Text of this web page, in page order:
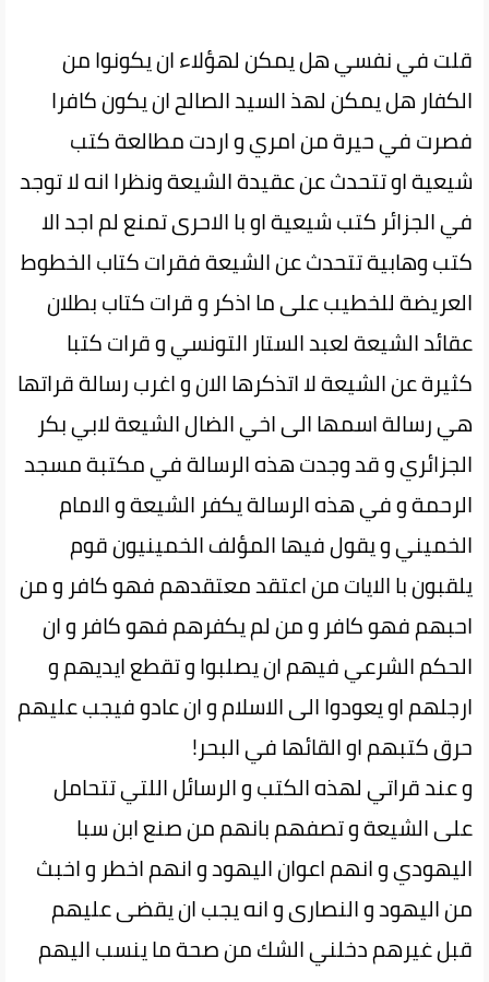
قلت في نفسي هل يمكن لهؤلاء ان يكونوا من
الكفار هل يمكن لهذ السيد الصالح ان يكون كافرا
فصرت في حيرة من امري و اردت مطالعة كتب
شيعية او تتحدث عن عقيدة الشيعة ونظرا انه لا توجد
في الجزائر كتب شيعية او با الاحرى تمنع لم اجد الا
كتب وهابية تتحدث عن الشيعة فقرات كتاب الخطوط
العريضة للخطيب على ما اذكر و قرات كتاب بطلان
عقائد الشيعة لعبد الستار التونسي و قرات كتبا
كثيرة عن الشيعة لا اتذكرها الان و اغرب رسالة قراتها
هي رسالة اسمها الى اخي الضال الشيعة لابي بكر
الجزائري و قد وجدت هذه الرسالة في مكتبة مسجد
الرحمة و في هذه الرسالة يكفر الشيعة و الامام
الخميني و يقول فيها المؤلف الخمينيون قوم
يلقبون با الايات من اعتقد معتقدهم فهو كافر و من
احبهم فهو كافر و من لم يكفرهم فهو كافر و ان
الحكم الشرعي فيهم ان يصلبوا و تقطع ايديهم و
ارجلهم او يعودوا الى الاسلام و ان عادو فيجب عليهم
حرق كتبهم او القائها في البحر!
و عند قراتي لهذه الكتب و الرسائل اللتي تتحامل
على الشيعة و تصفهم بانهم من صنع ابن سبا
اليهودي و انهم اعوان اليهود و انهم اخطر و اخبث
من اليهود و النصارى و انه يجب ان يقضى عليهم
قبل غيرهم دخلني الشك من صحة ما ينسب اليهم